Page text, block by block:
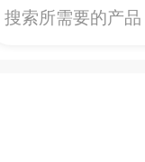
搜索所需要的产品